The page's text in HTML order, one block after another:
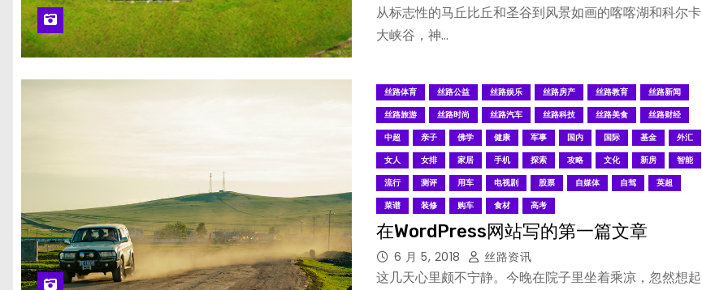
从标志性的马丘比丘和圣谷到风景如画的喀喀湖和科尔卡
大峡谷，神…
丝路体育 丝路公益 丝路娱乐 丝路房产 丝路教育
丝路新闻
丝路旅游
丝路时尚 丝路汽车 丝路科技 丝路美食
丝路财经
中超
亲子 佛学 健康 军事 国内 国际 基金
外汇
女人
女排 家居 手机 探索 攻略 文化 新房
智能
流行
测评 用车 电视剧 股票 自媒体 自驾
英超
菜谱
装修 购车 食材 高考
在WordPress网站写的第一篇文章
6 月 5, 2018 丝路资讯
这几天心里颇不宁静。今晚在院子里坐着乘凉，忽然想起